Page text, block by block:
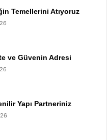
Temellerini Atıyoruz
ve Güvenin Adresi
Yapı Partneriniz